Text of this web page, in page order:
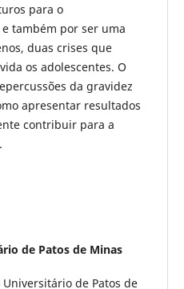
para o
também por ser uma
duas crises que
os adolescentes. O
da gravidez
apresentar resultados
contribuir para a
de Patos de Minas
de Patos de